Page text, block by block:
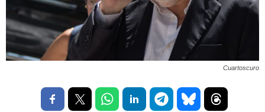
Cuartoscuro